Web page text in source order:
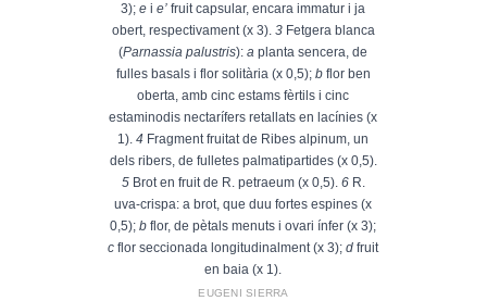
3);e ie’ fruit capsular, encara immatur i ja
obert, respectivament (x 3). 3Fetgera blanca
(Parnassia palustris):a planta sencera, de
fulles basals i flor solitària (x 0,5); bflor ben
oberta, amb cinc estams fèrtils i cinc
estaminodis nectarífers retallats en lacínies (x
1).4 Fragment fruitat de Ribes alpinum, un
dels ribers, de fulletes palmatipartides (x 0,5).
5Brot en fruit de R. petraeum (x 0,5). 6R.
uva-crispa: a brot, que duu fortes espines (x
0,5);b flor, de pètals menuts i ovari ínfer (x 3);
c flor seccionada longitudinalment (x 3);d fruit
en baia (x 1).
EUGENI SIERRA